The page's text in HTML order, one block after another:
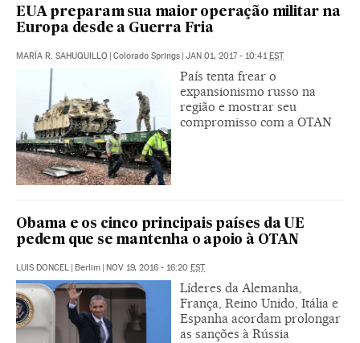
EUA preparam sua maior operação militar na
Europa desde a Guerra Fria
MARÍA R. SAHUQUILLO Colorado Springs JAN 01, 2017 - 10:41 EST
País tenta frear o
expansionismo russo na
região e mostrar seu
compromisso com a OTAN
Obama e os cinco principais países da UE
pedem que se mantenha o apoio à OTAN
LUIS DONCEL Berlim NOV 19, 2016 - 16:20 EST
Líderes da Alemanha,
França, Reino Unido, Itália e
Espanha acordam prolongar
as sanções à Rússia